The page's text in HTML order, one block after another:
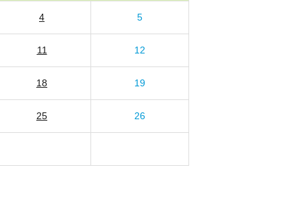
4 5
11 12
18 19
25 26